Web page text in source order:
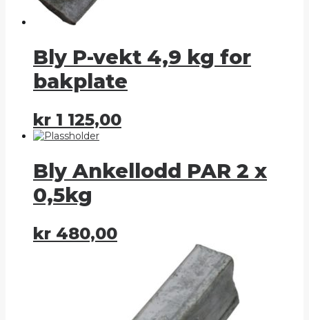
Bly P-vekt 4,9 kg for
bakplate
kr 1 125,00
Bly Ankellodd PAR 2 x
0,5kg
kr 480,00